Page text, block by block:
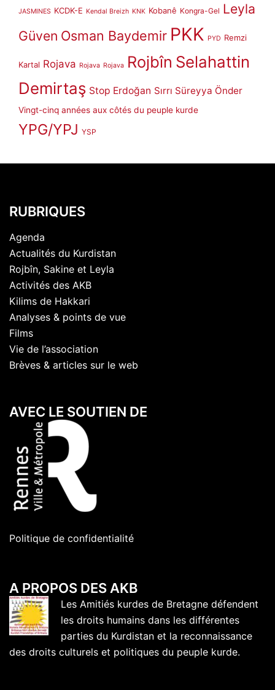
JASMINES KCDK-E Kendal Breizh KNK Kobanê Kongra-Gel Leyla
Güven Osman Baydemir PKK PYD Remzi
Kartal Rojava Rojava Rojava Rojbîn Selahattin
Demirtaş Stop Erdoğan Sırrı Süreyya Önder
Vingt-cinq années aux côtés du peuple kurde
YPG/YPJ YSP
RUBRIQUES
Agenda
Actualités du Kurdistan
Rojbîn, Sakine et Leyla
Activités des AKB
Kilims de Hakkari
Analyses & points de vue
Films
Vie de l’association
Brèves & articles sur le web
AVEC LE SOUTIEN DE
Politique de confidentialité
A PROPOS DES AKB
Les Amitiés kurdes de Bretagne défendent
les droits humains dans les différentes
parties du Kurdistan et la reconnaissance
des droits culturels et politiques du peuple kurde.